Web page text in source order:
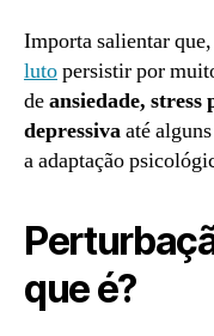
Importa salientar
lutopersistir por
deansiedade,
depressivaaté
a adaptação
que é?